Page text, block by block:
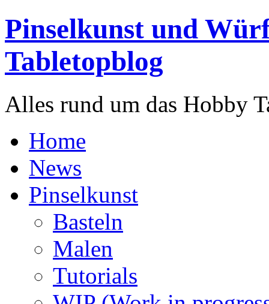
Pinselkunst und
Tabletopblog
Alles rund um das Hobby
Home
News
Pinselkunst
Basteln
Malen
Tutorials